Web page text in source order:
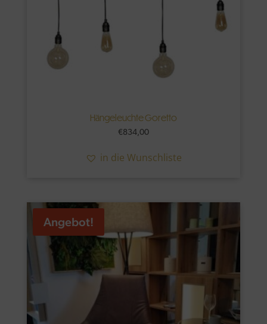
Hängeleuchte Goretto
€834,00
in die Wunschliste
Angebot!